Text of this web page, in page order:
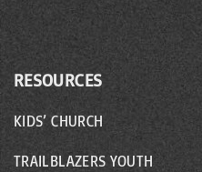
RESOURCES
KIDS’ CHURCH
TRAILBLAZERS YOUTH